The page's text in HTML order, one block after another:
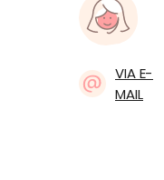
VIA E-
MAIL